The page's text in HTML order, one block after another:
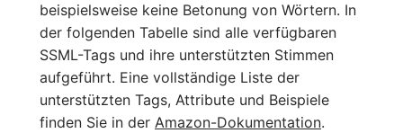
beispielsweise keine Betonung von Wörtern. In
der folgenden Tabelle sind alle verfügbaren
SSML-Tags und ihre unterstützten Stimmen
aufgeführt. Eine vollständige Liste der
unterstützten Tags, Attribute und Beispiele
finden Sie in der Amazon-Dokumentation.